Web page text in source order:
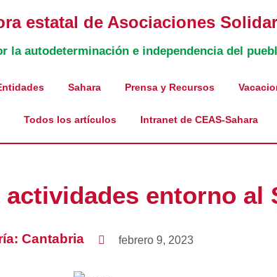
estatal de Asociaciones
la autodeterminación e independencia del
Sahara Prensa y Recursos
Todos los artículos Intranet de CEAS-Sahara
entorno al
Cantabria febrero 9, 2023